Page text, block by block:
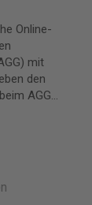
Online-
mit
den
AGG
und politische